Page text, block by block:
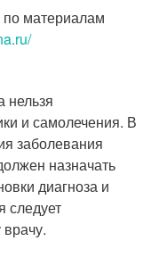
по материалам
нельзя
и самолечения. В
заболевания
назначать
диагноза и
следует